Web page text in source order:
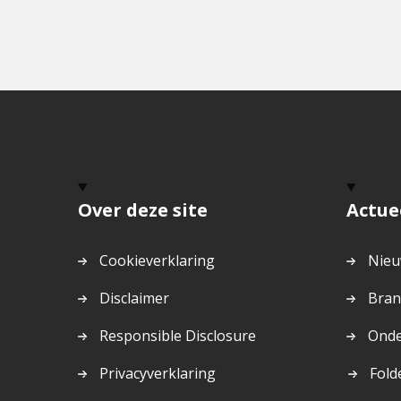
Over deze site
Cookieverklaring
Disclaimer
Responsible Disclosure
Privacyverklaring
Dit